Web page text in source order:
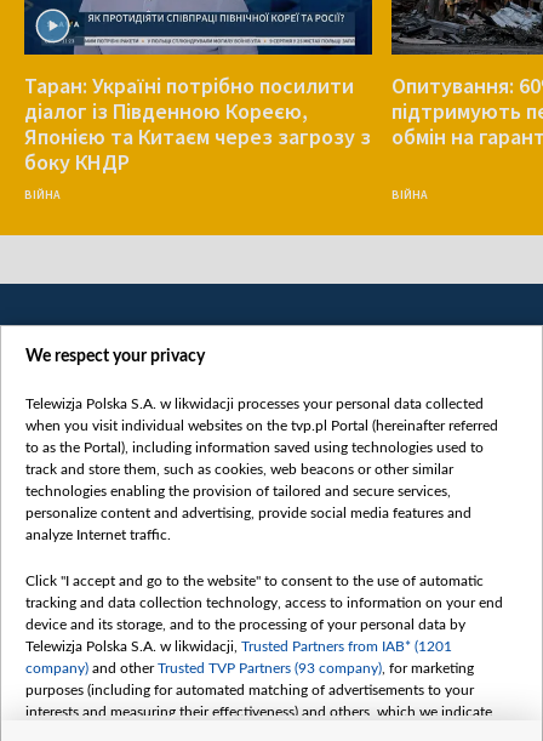
Таран: Україні потрібно посилити
діалог із Південною Кореєю,
Японією та Китаєм через загрозу з
боку КНДР
ВІЙНА
Опитування:
підтримують
обмін на
ВІЙНА
Категорії
Новини
Докладно
Погляд
Цікаво
Slawa.tv
Про нас
We respect your privacy
Telewizja Polska S.A. w likwidacji processes your personal data collected
when you visit individual websites on the tvp.pl Portal (hereinafter referred
to as the Portal), including information saved using technologies used to
track and store them, such as cookies, web beacons or other similar
technologies enabling the provision of tailored and secure services,
personalize content and advertising, provide social media features and
analyze Internet traffic.
Click "I accept and go to the website" to consent to the use of automatic
tracking and data collection technology, access to information on your end
device and its storage, and to the processing of your personal data by
Telewizja Polska S.A. w likwidacji, Trusted Partners from IAB* (1201
company) and otherTrusted TVP Partners (93 company) , for marketing
purposes (including for automated matching of advertisements to your
interests and measuring their effectiveness) and others, which we indicate